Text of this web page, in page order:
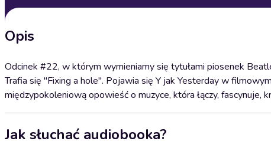
Opis
Odcinek #22, w którym wymieniamy się tytułami piosenek
Trafia się "Fixing a hole". Pojawia się Y jak Yesterday w
międzypokoleniową opowieść o muzyce, która łączy,
Jak słuchać audiobooka?